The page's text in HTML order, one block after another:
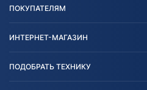
Блог
ПОКУПАТЕЛЯМ
Согласие на обработку
ИНТЕРНЕТ-МАГАЗИН
Агротехника
ПОДОБРАТЬ ТЕХНИКУ